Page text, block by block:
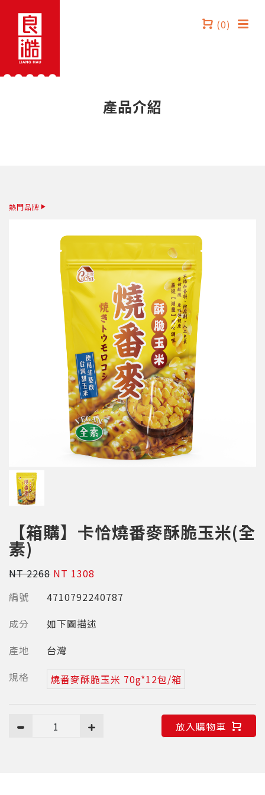
(0)
產品介紹
熱門品牌
【箱購】卡恰燒番麥酥脆玉米(全
素)
NT 2268 NT 1308
編號
4710792240787
成分
如下圖描述
產地
台灣
規格
燒番麥酥脆玉米 70g*12包/箱
1 放入購物車